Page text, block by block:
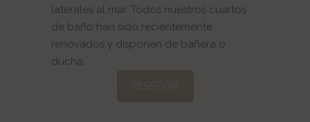
laterales al mar. Todos nuestros cuartos
de baño han sido recientemente
renovados y disponen de bañera o
ducha.